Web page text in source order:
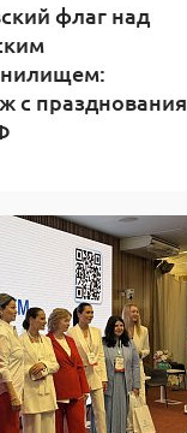
флаг над
с празднования